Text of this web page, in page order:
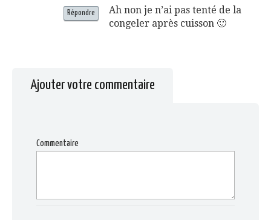
Ah non je n’ai pas tenté de la
congeler après cuisson 🙂
Répondre
Ajouter votre commentaire
Commentaire